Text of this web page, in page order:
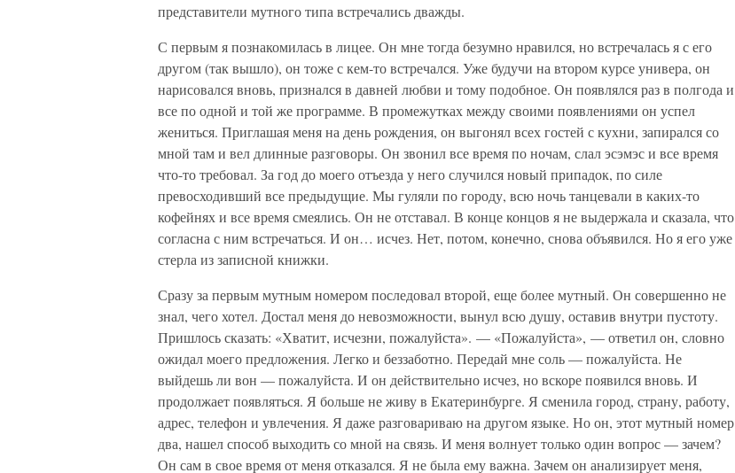
представители мутного типа встречались дважды.
С первым я познакомилась в лицее. Он мне тогда безумно нравился, но встречалась я с его
другом (так вышло), он тоже с кем-то встречался. Уже будучи на втором курсе универа, он
нарисовался вновь, признался в давней любви и тому подобное. Он появлялся раз в полгода и
все по одной и той же программе. В промежутках между своими появлениями он успел
жениться. Приглашая меня на день рождения, он выгонял всех гостей с кухни, запирался со
мной там и вел длинные разговоры. Он звонил все время по ночам, слал эсэмэс и все время
что-то требовал. За год до моего отъезда у него случился новый припадок, по силе
превосходивший все предыдущие. Мы гуляли по городу, всю ночь танцевали в каких-то
кофейнях и все время смеялись. Он не отставал. В конце концов я не выдержала и сказала, что
согласна с ним встречаться. И он… исчез. Нет, потом, конечно, снова объявился. Но я его уже
стерла из записной книжки.
Сразу за первым мутным номером последовал второй, еще более мутный. Он совершенно не
знал, чего хотел. Достал меня до невозможности, вынул всю душу, оставив внутри пустоту.
Пришлось сказать: «Хватит, исчезни, пожалуйста». — «Пожалуйста», — ответил он, словно
ожидал моего предложения. Легко и беззаботно. Передай мне соль — пожалуйста. Не
выйдешь ли вон — пожалуйста. И он действительно исчез, но вскоре появился вновь. И
продолжает появляться. Я больше не живу в Екатеринбурге. Я сменила город, страну, работу,
адрес, телефон и увлечения. Я даже разговариваю на другом языке. Но он, этот мутный номер
два, нашел способ выходить со мной на связь. И меня волнует только один вопрос — зачем?
Он сам в свое время от меня отказался. Я не была ему важна. Зачем он анализирует меня,